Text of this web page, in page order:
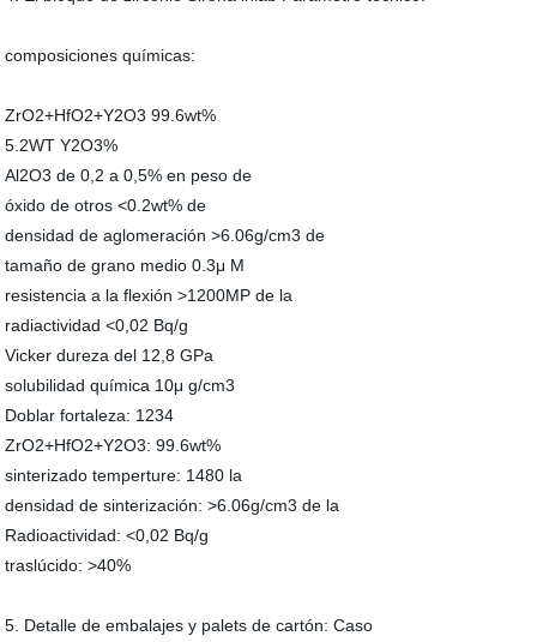
composiciones químicas:
ZrO2+HfO2+Y2O3 99.6wt%
5.2WT Y2O3%
Al2O3 de 0,2 a 0,5% en peso de
óxido de otros <0.2wt% de
densidad de aglomeración >6.06g/cm3 de
tamaño de grano medio 0.3μ M
resistencia a la flexión >1200MP de la
radiactividad <0,02 Bq/g
Vicker dureza del 12,8 GPa
solubilidad química 10μ g/cm3
Doblar fortaleza: 1234
ZrO2+HfO2+Y2O3: 99.6wt%
sinterizado temperture: 1480 la
densidad de sinterización: >6.06g/cm3 de la
Radioactividad: <0,02 Bq/g
traslúcido: >40%
5. Detalle de embalajes y palets de cartón: Caso